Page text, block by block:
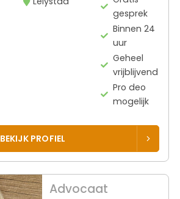
gesprek
Binnen 24
uur
Geheel
vrijblijvend
Pro deo
mogelijk
BEKIJK PROFIEL
Advocaat